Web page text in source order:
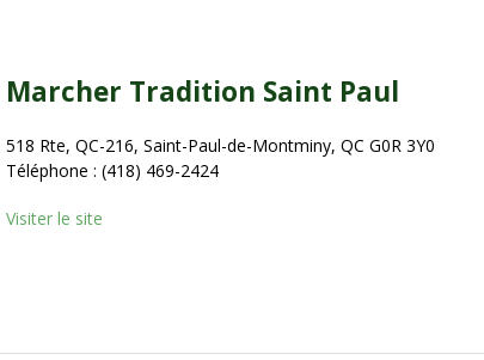
Marcher Tradition Saint Paul
518 Rte, QC-216, Saint-Paul-de-Montminy, QC G0R 3Y0
Téléphone : (418) 469-2424
Visiter le site